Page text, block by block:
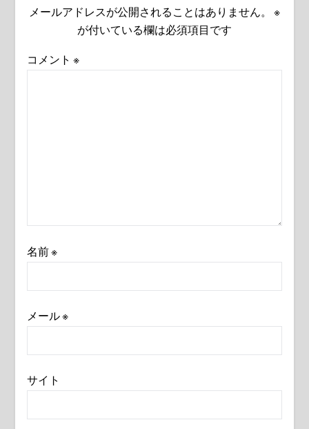
メールアドレスが公開されることはありません。
※
が付いている欄は必須項目です
コメント ※
名前※
メール※
サイト